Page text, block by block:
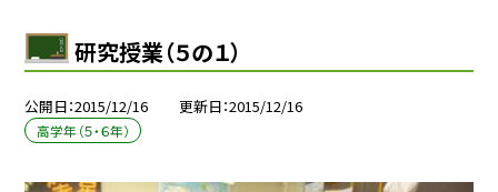
研究授業（５の１）
公開日 2015/12/16 更新日 2015/12/16
高学年（５・６年）